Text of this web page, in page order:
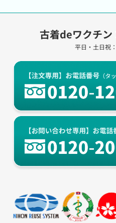
古着deワクチン
平日・土日祝